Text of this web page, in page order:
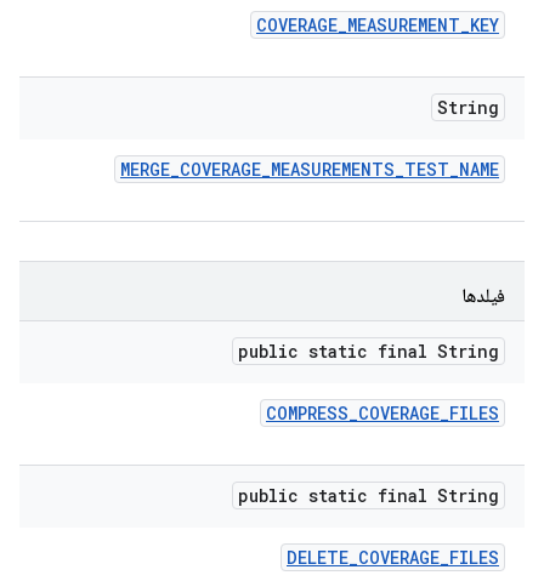
COVERAGE_MEASUREMENT_KEY
String
MERGE_COVERAGE_MEASUREMENTS_TEST_NAME
فیلدها
public static final String
COMPRESS_COVERAGE_FILES
public static final String
DELETE_COVERAGE_FILES